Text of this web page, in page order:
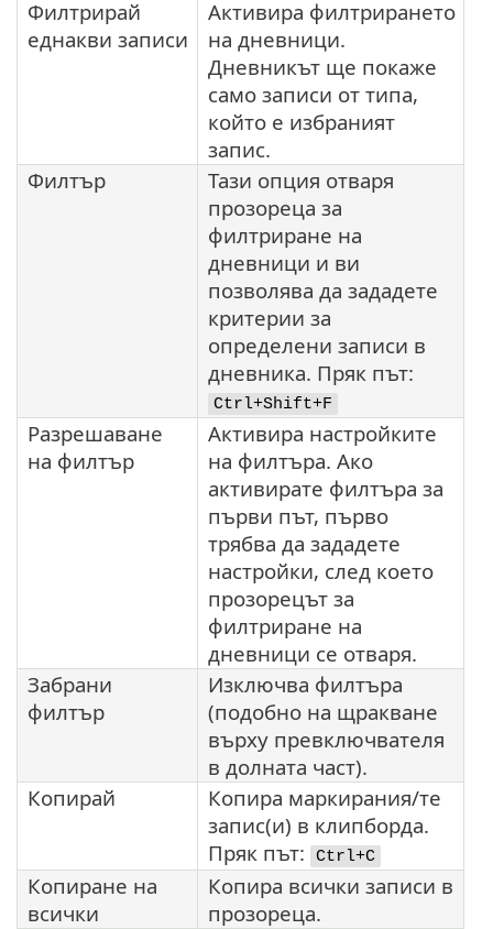
Филтрирай
еднакви записи
Активира филтрирането
на дневници.
Дневникът ще покаже
само записи от типа,
който е избраният
запис.
Филтър
Тази опция отваря
прозореца за
филтриране на
дневници и ви
позволява да зададете
критерии за
определени записи в
дневника. Пряк път:
Ctrl+Shift+F
Разрешаване
на филтър
Активира настройките
на филтъра. Ако
активирате филтъра за
първи път, първо
трябва да зададете
настройки, след което
прозорецът за
филтриране на
дневници се отваря.
Забрани
филтър
Изключва филтъра
(подобно на щракване
върху превключвателя
в долната част).
Копирай
Копира маркирания/те
запис(и) в клипборда.
Пряк път:
Ctrl+C
Копиране на
всички
Копира всички записи в
прозореца.